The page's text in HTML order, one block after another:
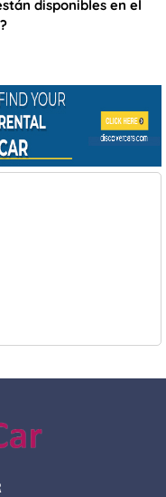
disponibles en el